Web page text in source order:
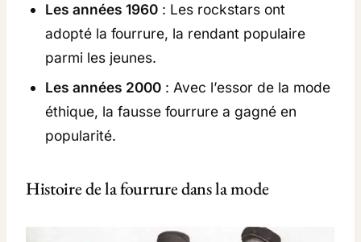
Les années 1960 : Les rockstars ont
adopté la fourrure, la rendant populaire
parmi les jeunes.
Les années 2000 : Avec l’essor de la mode
éthique, la fausse fourrure a gagné en
popularité.
Histoire de la fourrure dans la mode